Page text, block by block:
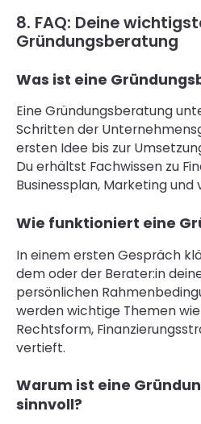
8. FAQ: Deine
Gründungsberatung
Was ist eine
Eine Gründungsberatung
Schritten der
ersten Idee bis zur
Du erhältst Fachwissen zu
Businessplan, Marketing und
Wie funktioniert eine
In einem ersten Gespräch
dem oder der Berater:in
persönlichen
werden wichtige Themen
Rechtsform,
vertieft.
Warum ist eine
sinnvoll?